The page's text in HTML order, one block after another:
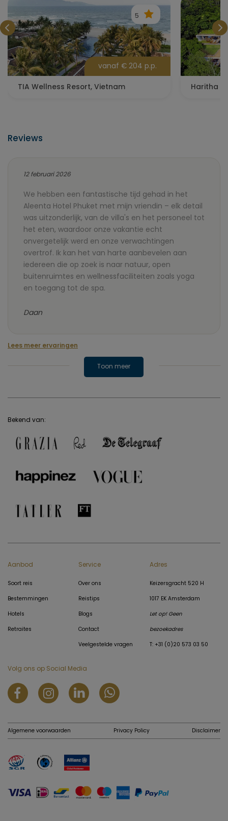
5
vanaf € 204 p.p.
TIA Wellness Resort, Vietnam Haritha
Reviews
12 februari 2026
We hebben een fantastische tijd gehad in het
Aleenta Hotel Phuket met mijn vriendin – elk detail
was uitzonderlijk, van de villa's en het personeel tot
het eten, waardoor onze vakantie echt
onvergetelijk werd en onze verwachtingen
overtrof. Ik kan het van harte aanbevelen aan
iedereen die op zoek is naar natuur, open
buitenruimtes en wellnessfaciliteiten zoals yoga
en toegang tot de spa.
Daan
Lees meer ervaringen
Toon meer
Bekend van:
Aanbod
Soort reis
Bestemmingen
Hotels
Retraites
Service
Over ons
Reistips
Blogs
Contact
Veelgestelde vragen
Adres
Keizersgracht 520 H
1017 EK Amsterdam
Let op! Geen
bezoekadres
T: +31 (0)20 573 03 50
Volg ons op Social Media
Algemene voorwaarden Privacy Policy Disclaimer